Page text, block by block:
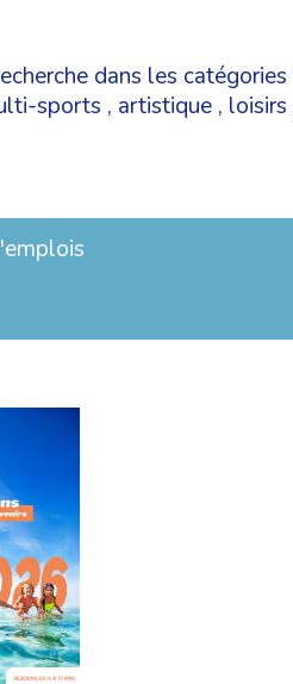
dans les catégories
sports , artistique , loisirs